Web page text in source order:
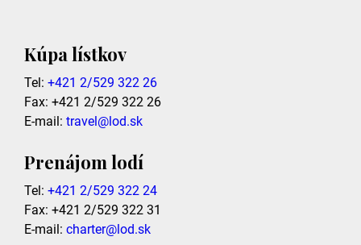
Kúpa lístkov
Tel: +421 2/529 322 26
Fax: +421 2/529 322 26
E-mail: travel@lod.sk
Prenájom lodí
Tel: +421 2/529 322 24
Fax: +421 2/529 322 31
E-mail: charter@lod.sk